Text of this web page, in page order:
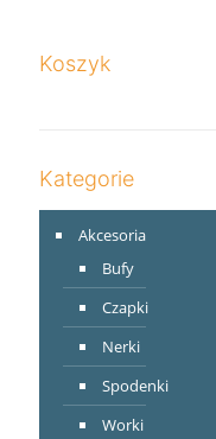
Koszyk
Kategorie
Akcesoria
Bufy
Czapki
Nerki
Spodenki
Worki